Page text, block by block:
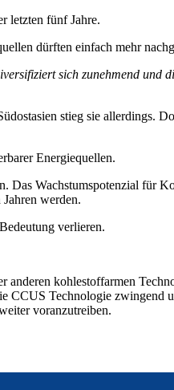
letzten fünf Jahre.
dürften einfach mehr
sich zunehmend und
stieg sie allerdings.
Energiequellen.
Das Wachstumspotenzial für
werden.
verlieren.
anderen kohlestoffarmen
CCUS Technologie zwingend
voranzutreiben.